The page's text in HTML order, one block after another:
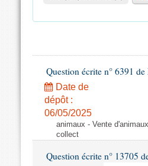
Question écrite n° 6391
Date de
dépôt :
06/05/2025
animaux - Vente
collect
Question écrite n° 13705